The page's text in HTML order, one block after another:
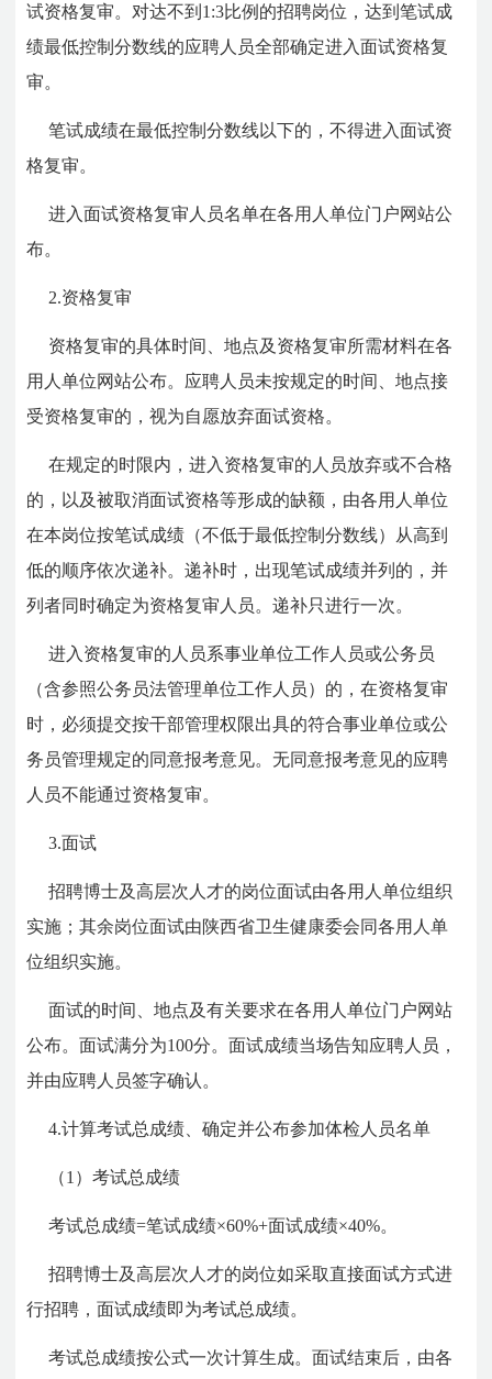
试资格复审。对达不到1:3比例的招聘岗位，达到笔试成
绩最低控制分数线的应聘人员全部确定进入面试资格复
审。
笔试成绩在最低控制分数线以下的，不得进入面试资
格复审。
进入面试资格复审人员名单在各用人单位门户网站公
布。
2.资格复审
资格复审的具体时间、地点及资格复审所需材料在各
用人单位网站公布。应聘人员未按规定的时间、地点接
受资格复审的，视为自愿放弃面试资格。
在规定的时限内，进入资格复审的人员放弃或不合格
的，以及被取消面试资格等形成的缺额，由各用人单位
在本岗位按笔试成绩（不低于最低控制分数线）从高到
低的顺序依次递补。递补时，出现笔试成绩并列的，并
列者同时确定为资格复审人员。递补只进行一次。
进入资格复审的人员系事业单位工作人员或公务员
（含参照公务员法管理单位工作人员）的，在资格复审
时，必须提交按干部管理权限出具的符合事业单位或公
务员管理规定的同意报考意见。无同意报考意见的应聘
人员不能通过资格复审。
3.面试
招聘博士及高层次人才的岗位面试由各用人单位组织
实施；其余岗位面试由陕西省卫生健康委会同各用人单
位组织实施。
面试的时间、地点及有关要求在各用人单位门户网站
公布。面试满分为100分。面试成绩当场告知应聘人员，
并由应聘人员签字确认。
4.计算考试总成绩、确定并公布参加体检人员名单
（1）考试总成绩
考试总成绩=笔试成绩×60%+面试成绩×40%。
招聘博士及高层次人才的岗位如采取直接面试方式进
行招聘，面试成绩即为考试总成绩。
考试总成绩按公式一次计算生成。面试结束后，由各